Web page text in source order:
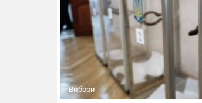
Вибори